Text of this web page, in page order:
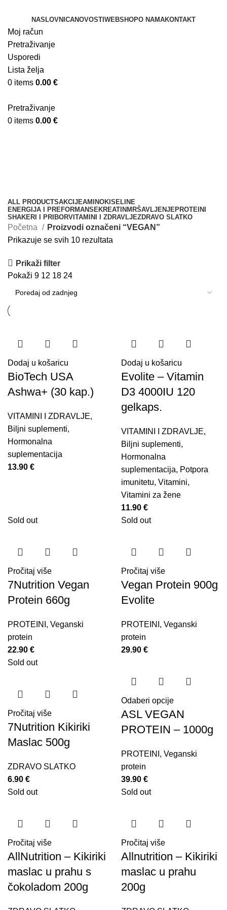
NASLOVNICANOVOSTI WEBSHOPO NAMAKONTAKT
Moj račun
Pretraživanje
Usporedi
Lista želja
0 items 0.00 €
Pretraživanje
0 items 0.00 €
ALL PRODUCTSAKCIJEAMINOKISELINE
ENERGIJA I PREFORMANSEKREATIN MRŠAVLJENJEPROTEINI
SHAKERI I PRIBORVITAMINI I ZDRAVLJEZDRAVO SLATKO
Početna
Proizvodi označeni “VEGAN”
Prikazuje se svih 10 rezultata
Prikaži filter
Pokaži 9 12 18 24
Dodaj u košaricu
BioTech USA
Ashwa+ (30 kap.)
VITAMINI I ZDRAVLJE,
Biljni suplementi,
Hormonalna
suplementacija
13.90 €
Dodaj u košaricu
Evolite – Vitamin
D3 4000IU 120
gelkaps.
VITAMINI I ZDRAVLJE,
Biljni suplementi,
Hormonalna
suplementacija, Potpora
imunitetu, Vitamini,
Vitamini za žene
11.90 €
Sold out
Pročitaj više
7Nutrition Vegan
Protein 660g
PROTEINI , Veganski
protein
22.90 €
Sold out
Pročitaj više
Vegan Protein 900g
Evolite
PROTEINI , Veganski
protein
29.90 €
Sold out
Pročitaj više
7Nutrition Kikiriki
Maslac 500g
ZDRAVO SLATKO
6.90 €
Odaberi opcije
ASL VEGAN
PROTEIN – 1000g
PROTEINI , Veganski
protein
39.90 €
Sold out
Pročitaj više
AllNutrition – Kikiriki
maslac u prahu s
čokoladom 200g
Sold out
Pročitaj više
Allnutrition – Kikiriki
maslac u prahu
200g